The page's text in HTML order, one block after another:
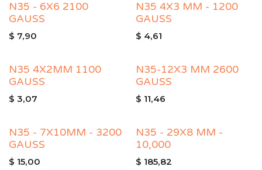
N35 - 6X6 2100
GAUSS
$ 7,90
N35 4X3 MM - 1200
GAUSS
$ 4,61
N35 4X2MM 1100
GAUSS
$ 3,07
N35-12X3 MM 2600
GAUSS
$ 11,46
N35 - 7X10MM - 3200
GAUSS
$ 15,00
N35 - 29X8 MM -
10,000
$ 185,82